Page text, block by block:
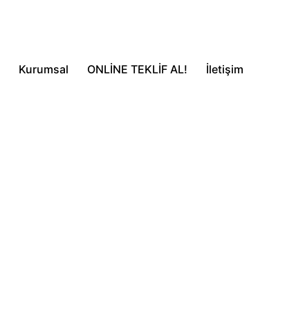
Kurumsal ONLİNE TEKLİF AL! İletişim